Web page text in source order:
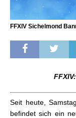
FFXIV Sichelmond
Seit heute,
befindet sich ein